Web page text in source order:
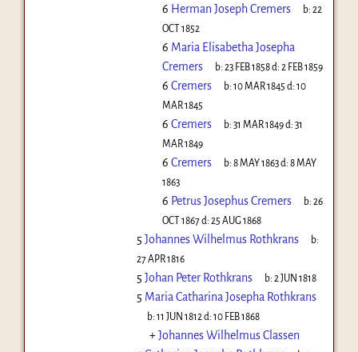
6 Herman Joseph Cremers b:22
OCT 1852
6 Maria Elisabetha Josepha
Cremers
b:23 FEB 1858d:2 FEB 1859
6 Cremers b:10 MAR 1845 d:10
MAR 1845
6 Cremers b:31 MAR 1849d:31
MAR 1849
6 Cremers b:8 MAY 1863d:8 MAY
1863
6 Petrus Josephus Cremers b:26
OCT 1867d: 25 AUG 1868
5 Johannes Wilhelmus Rothkrans
b:
27 APR 1816
5 Johan Peter Rothkrans b:2 JUN 1818
5 Maria Catharina Josepha Rothkrans
b:11 JUN 1812 d:10 FEB 1868
+Johannes Wilhelmus Classen